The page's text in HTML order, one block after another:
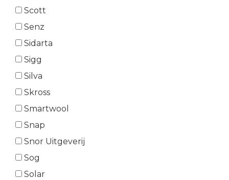
Scott
Senz
Sidarta
Sigg
Silva
Skross
Smartwool
Snap
Snor Uitgeverij
Sog
Solar